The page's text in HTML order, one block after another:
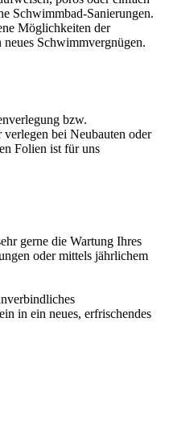
Schwimmbad-Sanierungen.
Möglichkeiten der
Schwimmvergnügen.
bzw.
bei Neubauten oder
Folien ist für uns
gerne die Wartung Ihres
oder mittels jährlichem
in ein neues, erfrischendes